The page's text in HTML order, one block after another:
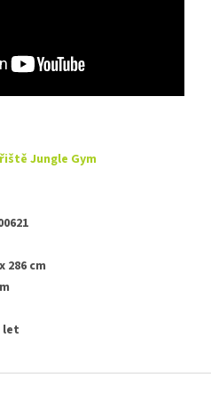
Jungle Gym
286 cm
let